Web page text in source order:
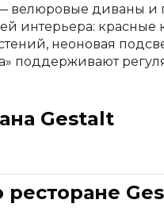
велюровые диваны и
интерьера:
неоновая
поддерживают
Gestalt
оливок
ресторане